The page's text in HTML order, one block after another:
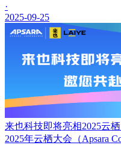
·
2025-09-25
来也科技即将亮相2025云
2025年云栖大会（Apsara